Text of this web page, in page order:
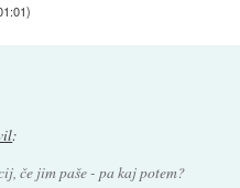
)
:
če jim paše - pa kaj potem?